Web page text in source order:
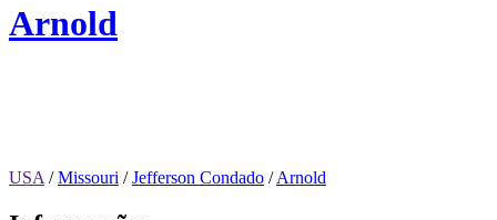
Arnold
USA /Missouri /Jefferson Condado /Arnold